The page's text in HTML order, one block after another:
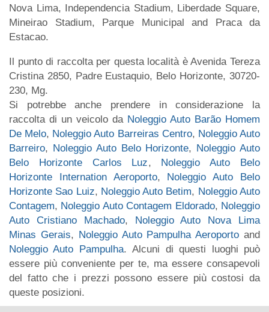
Nova Lima, Independencia Stadium, Liberdade Square,
Mineirao Stadium, Parque Municipal and Praca da
Estacao.
Il punto di raccolta per questa località è Avenida Tereza
Cristina 2850, Padre Eustaquio, Belo Horizonte, 30720-
230, Mg.
Si potrebbe anche prendere in considerazione la
raccolta di un veicolo da Noleggio Auto Barão Homem
De Melo, Noleggio Auto Barreiras Centro, Noleggio Auto
Barreiro, Noleggio Auto Belo Horizonte, Noleggio Auto
Belo Horizonte Carlos Luz, Noleggio Auto Belo
Horizonte Internation Aeroporto, Noleggio Auto Belo
Horizonte Sao Luiz, Noleggio Auto Betim, Noleggio Auto
Contagem, Noleggio Auto Contagem Eldorado, Noleggio
Auto Cristiano Machado, Noleggio Auto Nova Lima
Minas Gerais, Noleggio Auto Pampulha Aeroporto and
Noleggio Auto Pampulha. Alcuni di questi luoghi può
essere più conveniente per te, ma essere consapevoli
del fatto che i prezzi possono essere più costosi da
queste posizioni.